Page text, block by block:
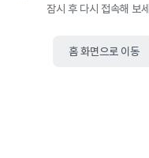
잠시 후 다시 접속해 보
홈 화면으로 이동